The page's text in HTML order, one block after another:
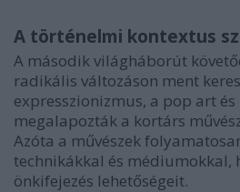
A történelmi kontextus
A második világháborút
radikális változáson ment
expresszionizmus, a pop art
megalapozták a kortárs
Azóta a művészek
technikákkal és médiumokkal,
önkifejezés lehetőségeit.